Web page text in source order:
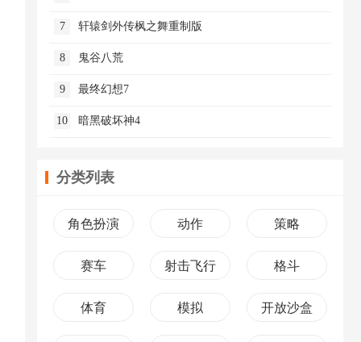
7 轩辕剑外传枫之舞重制版
8 鬼谷八荒
9 最终幻想7
10 暗黑破坏神4
分类列表
角色扮演 动作 策略
赛车 射击飞行 格斗
体育 模拟 开放沙盒